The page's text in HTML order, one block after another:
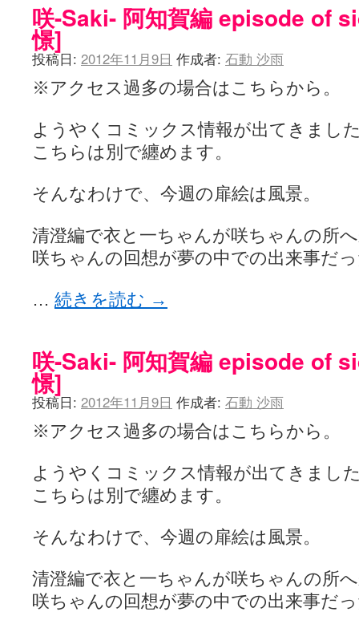
咲-Saki- 阿知賀編 episode of
憬]
投稿日: 2012年11月9日 作成者: 石動 沙雨
※アクセス過多の場合はこちらから。
ようやくコミックス情報が出てきまし
こちらは別で纏めます。
そんなわけで、今週の扉絵は風景。
清澄編で衣と一ちゃんが咲ちゃんの所
咲ちゃんの回想が夢の中での出来事だ
… 続きを読む →
咲-Saki- 阿知賀編 episode of
憬]
投稿日: 2012年11月9日 作成者: 石動 沙雨
※アクセス過多の場合はこちらから。
ようやくコミックス情報が出てきまし
こちらは別で纏めます。
そんなわけで、今週の扉絵は風景。
清澄編で衣と一ちゃんが咲ちゃんの所
咲ちゃんの回想が夢の中での出来事だ